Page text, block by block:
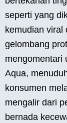
seperti yang
kemudian viral
gelombang
mengomentari
Aqua,
konsumen
mengalir dari
bernada